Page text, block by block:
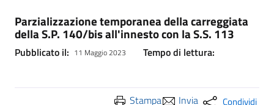
Parzializzazione temporanea della carreggiata
della S.P. 140/bis all'innesto con la S.S. 113
Pubblicato il: 11 Maggio 2023 Tempo di lettura:
Stampa Invia Condividi